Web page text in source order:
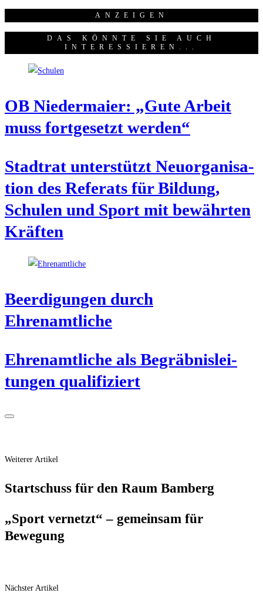
ANZEI­GEN
DAS KÖNNTE SIE AUCH
INTERESSIEREN...
OB Nie­der­mai­er: „Gute Arbeit
muss fort­ge­setzt werden“
Stadt­rat unter­stützt Neu­or­ga­ni­sa­
ti­on des Refe­rats für Bil­dung,
Schu­len und Sport mit bewähr­ten
Kräften
Beer­di­gun­gen durch
Ehrenamtliche
Ehren­amt­li­che als Begräb­nis­lei­
tun­gen qualifiziert
Weiterer Artikel
Start­schuss für den Raum Bamberg
„Sport ver­netzt“ – gemein­sam für
Bewegung
Nächster Artikel